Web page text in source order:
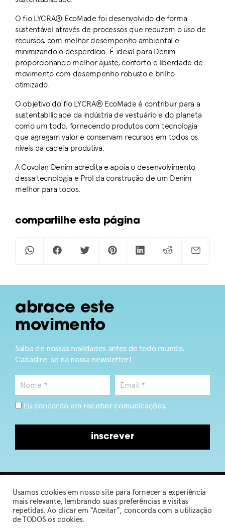
O fio LYCRA® EcoMade foi desenvolvido de forma
sustentável através de processos que reduzem o uso de
recursos, com melhor desempenho ambiental e
minimizando o desperdício. É ideial para Denim
proporcionando melhor ajuste, conforto e liberdade de
movimento com desempenho robusto e brilho
otimizado.
O objetivo do fio LYCRA® EcoMade é contribuir para a
sustentabilidade da indústria de vestuário e do planeta
como um todo, fornecendo produtos com tecnologia
que agregam valor e conservam recursos em todos os
níveis da cadeia produtiva.
A Covolan Denim acredita e apoia o desenvolvimento
dessa tecnologia e Prol da construção de um Denim
melhor para todos.
compartilhe esta página
abrace este
movimento
Saiba de nossas novidades antes de todo mundo.
Cadastre-se na nossa newsletter!
Eu concordo em receber comunicações.
inscrever
2026 © Sou de Algodão
Política de Privacidade|
Usamos cookies em nosso site para fornecer a experiência
mais relevante, lembrando suas preferências e visitas
repetidas. Ao clicar em “Aceitar”, concorda com a utilização
de TODOS os cookies.